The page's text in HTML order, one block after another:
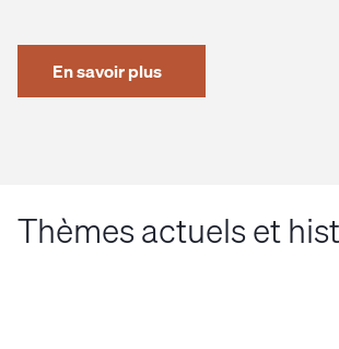
En savoir plus
Thèmes actuels et